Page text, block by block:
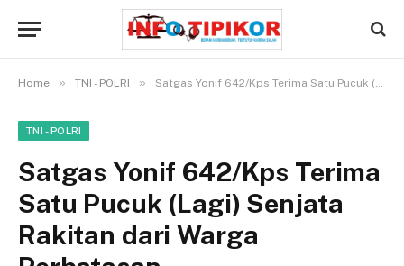
Home » TNI - POLRI » Satgas Yonif 642/Kps Terima Satu Pucuk (Lagi) Senjata Rakitan dari Warga Perbatasan
TNI - POLRI
Satgas Yonif 642/Kps Terima
Satu Pucuk (Lagi) Senjata
Rakitan dari Warga